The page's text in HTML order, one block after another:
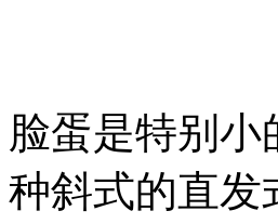
脸蛋是特别
种斜式的直发